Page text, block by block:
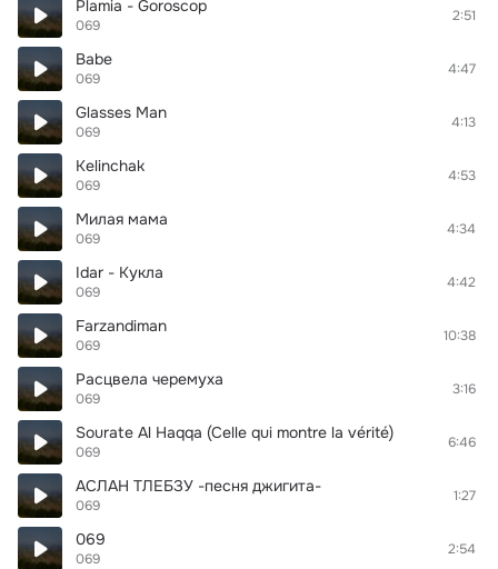
Plamia - Goroscop
069
2:51
Babe
069
4:47
Glasses Man
069
4:13
Kelinchak
069
4:53
Милая мама
069
4:34
Idar - Кукла
069
4:42
Farzandiman
069
10:38
Расцвела черемуха
069
3:16
Sourate Al Haqqa (Celle qui montre la vérité)
069
6:46
АСЛАН ТЛЕБЗУ -песня джигита-
069
1:27
069
069
2:54